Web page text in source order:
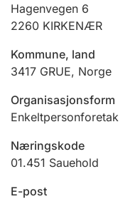
Jeger
Ektepaktveileder
Offentlig sektor
Hagenvegen 6
2260 KIRKENÆR
Kommune, land
3417 GRUE, Norge
Organisasjonsform
Enkeltpersonforetak
Næringskode
01.451 Sauehold
E-post